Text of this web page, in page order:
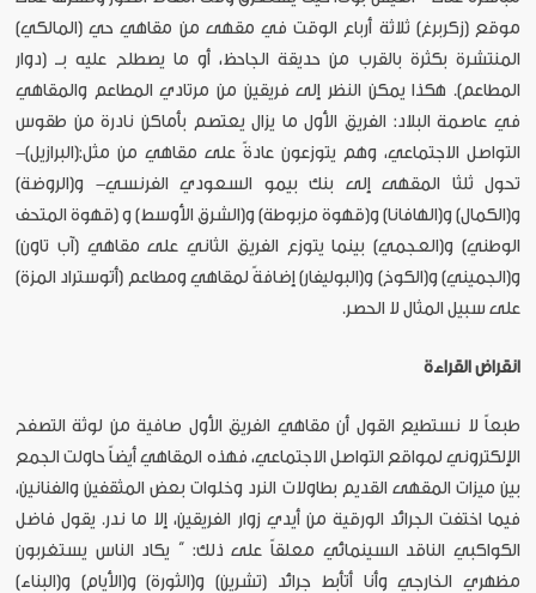
موقع (زكربرغ) ثلاثة أرباع الوقت في مقهى من مقاهي حي (المالكي)
المنتشرة بكثرة بالقرب من حديقة الجاحظ، أو ما يصطلح عليه بــ (دوار
المطاعم). هكذا يمكن النظر إلى فريقين من مرتادي المطاعم والمقاهي
في عاصمة البلاد: الفريق الأول ما يزال يعتصم بأماكن نادرة من طقوس
التواصل الاجتماعي، وهم يتوزعون عادةً على مقاهي من مثل:(البرازيل)-
تحول ثلثا المقهى إلى بنك بيمو السعودي الفرنسي- و(الروضة)
و(الكمال) و(الهافانا) و(قهوة مزبوطة) و(الشرق الأوسط) و (قهوة المتحف
الوطني) و(العجمي) بينما يتوزع الفريق الثاني على مقاهي (آب تاون)
و(الجميني) و(الكوخ) و(البوليفار) إضافةً لمقاهي ومطاعم (أتوستراد المزة)
على سبيل المثال لا الحصر.
انقراض القراءة
طبعاً لا نستطيع القول أن مقاهي الفريق الأول صافية من لوثة التصفح
الإلكتروني لمواقع التواصل الاجتماعي، فهذه المقاهي أيضاً حاولت الجمع
بين ميزات المقهى القديم بطاولات النرد وخلوات بعض المثقفين والفنانين،
فيما اختفت الجرائد الورقية من أيدي زوار الفريقين، إلا ما ندر. يقول فاضل
الكواكبي الناقد السينمائي معلقاً على ذلك: ” يكاد الناس يستغربون
مظهري الخارجي وأنا أتأبط جرائد (تشرين) و(الثورة) و(الأيام) و(البناء)